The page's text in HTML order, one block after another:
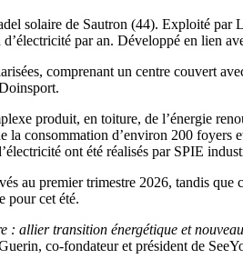
solaire de Sautron (44). Exploité par
par an. Développé en lien
comprenant un centre couvert
produit, en toiture, de l’énergie
la consommation d’environ 200
ont été réalisés par SPIE
au premier trimestre 2026, tandis
pour cet été.
: allier transition énergétique et
co-fondateur et président de